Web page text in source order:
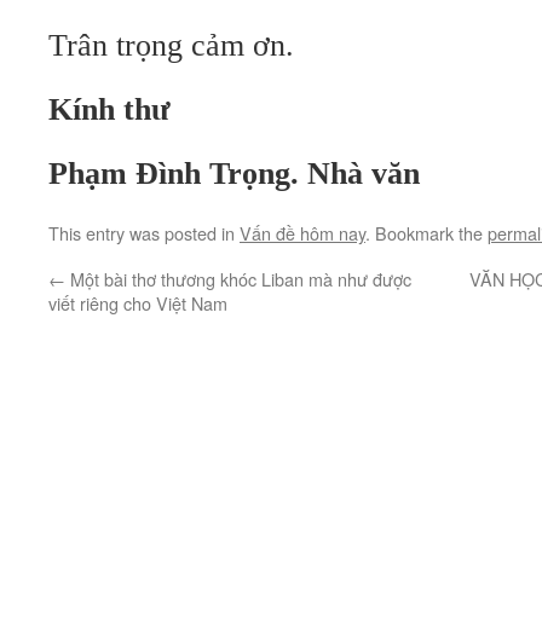
Trân trọng cảm ơn.
Kính thư
Phạm Đình Trọng. Nhà văn
This entry was posted in Vấn đề hôm nay. Bookmark the
← Một bài thơ thương khóc Liban mà như được
viết riêng cho Việt Nam
VĂN